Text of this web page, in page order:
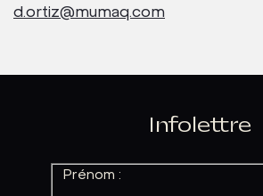
d.ortiz@mumaq.com
Infolettre
Prénom :